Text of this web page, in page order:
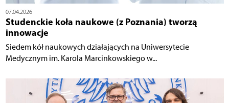
07.04.2026
Studenckie koła naukowe (z Poznania) tworzą
innowacje
Siedem kół naukowych działających na Uniwersytecie
Medycznym im. Karola Marcinkowskiego w...